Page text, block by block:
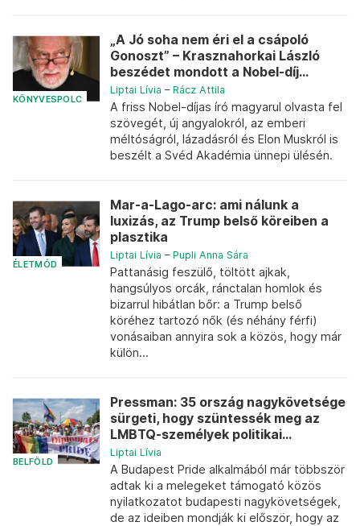
KÖNYVESPOLC
„A Jó soha nem éri el a csápoló
Gonoszt” – Krasznahorkai László
beszédet mondott a Nobel-díj...
Liptai Lívia – Rácz Attila
A friss Nobel-díjas író magyarul olvasta fel
szövegét, új angyalokról, az emberi
méltóságról, lázadásról és Elon Muskról is
beszélt a Svéd Akadémia ünnepi ülésén.
ÉLETMÓD
Mar-a-Lago-arc: ami nálunk a
luxizás, az Trump belső köreiben a
plasztika
Liptai Lívia – Pupli Anna Sára
Pattanásig feszülő, töltött ajkak,
hangsúlyos orcák, ránctalan homlok és
bizarrul hibátlan bőr: a Trump belső
köréhez tartozó nők (és néhány férfi)
vonásaiban annyira sok a közös, hogy már
külön...
BELFÖLD
Pressman: 35 ország nagykövetsége
sürgeti, hogy szüntessék meg az
LMBTQ-személyek politikai...
Liptai Lívia
A Budapest Pride alkalmából már többször
adtak ki a melegeket támogató közös
nyilatkozatot budapesti nagykövetségek,
de az ideiben mondják ki először, hogy az